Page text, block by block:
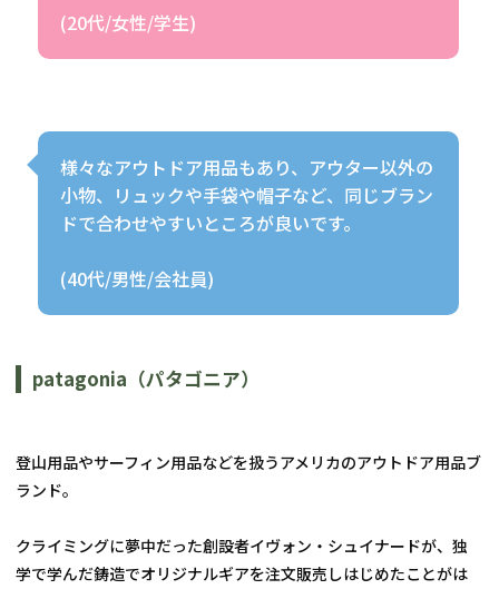
(20代/女性/学生)
様々なアウトドア用品もあり、アウター以外の
小物、リュックや手袋や帽子など、同じブラン
ドで合わせやすいところが良いです。
(40代/男性/会社員)
patagonia（パタゴニア）
登山用品やサーフィン用品などを扱うアメリカのアウトドア用品ブ
ランド。
クライミングに夢中だった創設者イヴォン・シュイナードが、独
学で学んだ鋳造でオリジナルギアを注文販売しはじめたことがは